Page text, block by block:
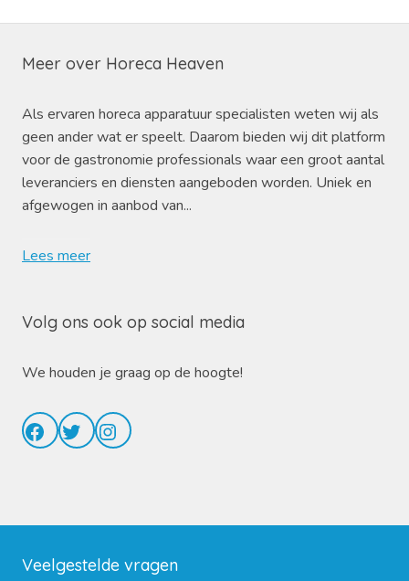
Meer over Horeca Heaven
Als ervaren horeca apparatuur specialisten weten wij als
geen ander wat er speelt. Daarom bieden wij dit platform
voor de gastronomie professionals waar een groot aantal
leveranciers en diensten aangeboden worden. Uniek en
afgewogen in aanbod van...
Lees meer
Volg ons ook op social media
We houden je graag op de hoogte!
Facebook
TwitterInstagram
Veelgestelde vragen